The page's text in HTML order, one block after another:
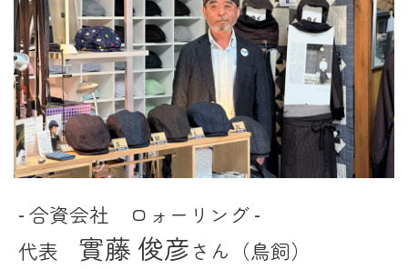
- 合資会社 ロォーリング -
代表 實藤 俊彦 さん（鳥飼）